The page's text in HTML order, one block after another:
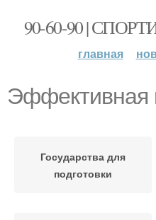
90-60-90 |
главная
Эффективная
Государства для
подготовки